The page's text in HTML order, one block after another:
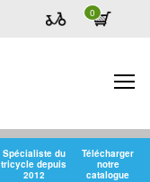
0
Spécialiste du
tricycle depuis
2012
Télécharger
notre
catalogue